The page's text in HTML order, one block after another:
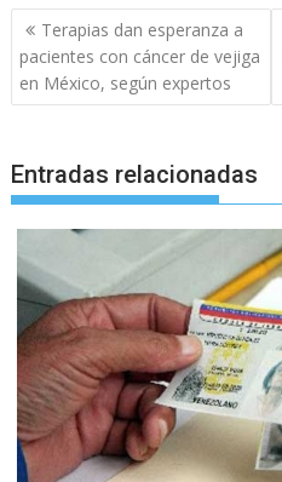
Navegación
de
entradas
Terapias dan esperanza a
pacientes con cáncer de vejiga
en México, según expertos
Entradas relacionadas